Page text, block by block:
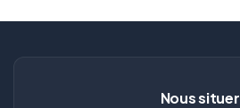
Nous situer